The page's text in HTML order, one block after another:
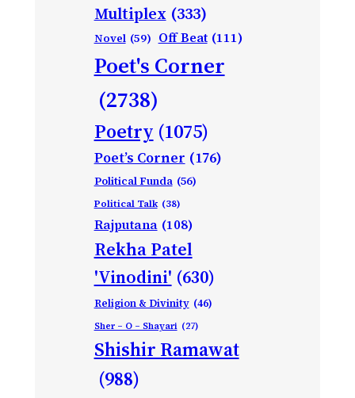
Multiplex (333)
Novel (59) Off Beat (111)
Poet's Corner
(2738)
Poetry (1075)
Poet’s Corner (176)
Political Funda (56)
Political Talk (38)
Rajputana (108)
Rekha Patel
'Vinodini' (630)
Religion & Divinity (46)
Sher – O – Shayari (27)
Shishir Ramawat
(988)